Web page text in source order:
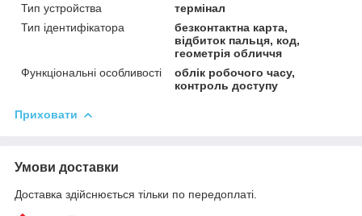
Тип устройства
термінал
Тип ідентифікатора
безконтактна карта,
відбиток пальця, код,
геометрія обличчя
Функціональні особливості
облік робочого часу,
контроль доступу
Приховати
Умови доставки
Доставка здійснюється тільки по передоплаті.